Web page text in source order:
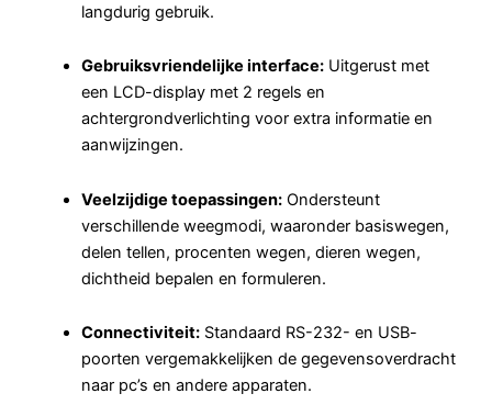
langdurig gebruik.
Gebruiksvriendelijke interface: Uitgerust met
een LCD-display met 2 regels en
achtergrondverlichting voor extra informatie en
aanwijzingen.
Veelzijdige toepassingen: Ondersteunt
verschillende weegmodi, waaronder basiswegen,
delen tellen, procenten wegen, dieren wegen,
dichtheid bepalen en formuleren.
Connectiviteit: Standaard RS-232- en USB-
poorten vergemakkelijken de gegevensoverdracht
naar pc’s en andere apparaten.